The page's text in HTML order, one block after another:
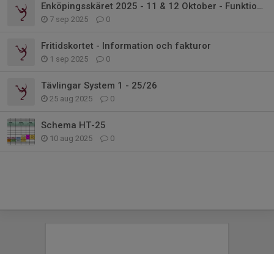
Enköpingsskäret 2025 - 11 & 12 Oktober - Funktionärer
7 sep 2025 0
Fritidskortet - Information och fakturor
1 sep 2025 0
Tävlingar System 1 - 25/26
25 aug 2025 0
Schema HT-25
10 aug 2025 0